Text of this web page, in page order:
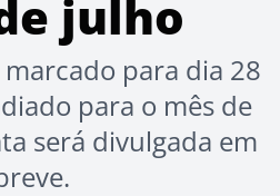
julho
para dia 28
para o mês de
será divulgada em